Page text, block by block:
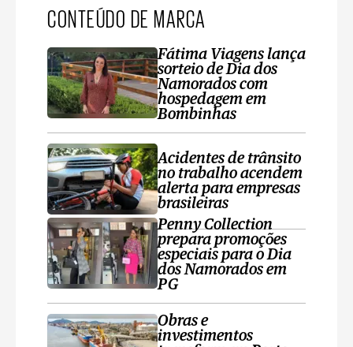
CONTEÚDO DE MARCA
Fátima Viagens lança
sorteio de Dia dos
Namorados com
hospedagem em
Bombinhas
Acidentes de trânsito
no trabalho acendem
alerta para empresas
brasileiras
Penny Collection
prepara promoções
especiais para o Dia
dos Namorados em
PG
Obras e
investimentos